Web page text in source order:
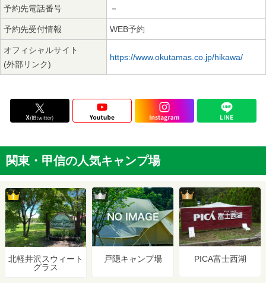
予約先電話番号 －
予約先受付情報 WEB予約
オフィシャルサイト
(外部リンク)
https://www.okutamas.co.jp/hikawa/
関東・甲信の人気キャンプ場
1位
北軽井沢スウィート
グラス
2位
戸隠キャンプ場
3位
PICA富士西湖